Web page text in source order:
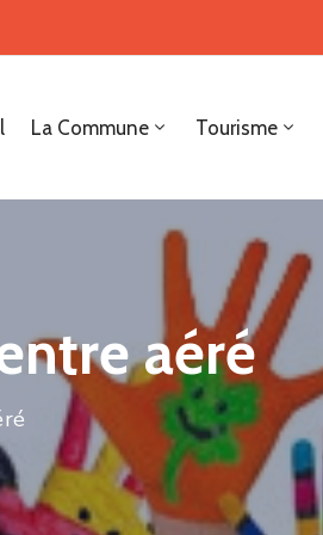
La Commune Tourisme
aéré